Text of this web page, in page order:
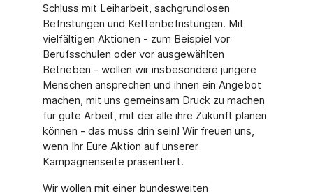
Schluss mit Leiharbeit, sachgrundlosen
Befristungen und Kettenbefristungen. Mit
vielfältigen Aktionen - zum Beispiel vor
Berufsschulen oder vor ausgewählten
Betrieben - wollen wir insbesondere jüngere
Menschen ansprechen und ihnen ein Angebot
machen, mit uns gemeinsam Druck zu machen
für gute Arbeit, mit der alle ihre Zukunft planen
können - das muss drin sein! Wir freuen uns,
wenn Ihr Eure Aktion auf unserer
Kampagnenseite präsentiert.
Wir wollen mit einer bundesweiten